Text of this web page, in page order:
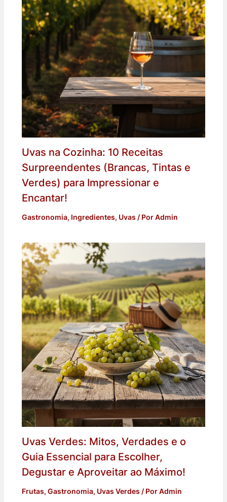
Uvas na Cozinha: 10 Receitas
Surpreendentes (Brancas, Tintas e
Verdes) para Impressionar e
Encantar!
Gastronomia, Ingredientes, Uvas / PorAdmin
Uvas Verdes: Mitos, Verdades e o
Guia Essencial para Escolher,
Degustar e Aproveitar ao Máximo!
Frutas, Gastronomia, Uvas Verdes / PorAdmin